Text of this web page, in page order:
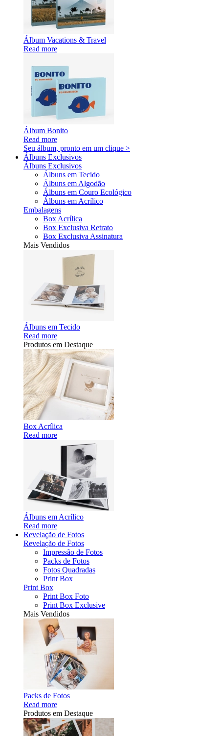
Álbum Vacations & Travel
Read more
Álbum Bonito
Read more
Seu álbum, pronto em um clique >
Álbuns Exclusivos
Álbuns Exclusivos
Álbuns em Tecido
Álbuns em Algodão
Álbuns em Couro Ecológico
Álbuns em Acrílico
Embalagens
Box Acrílica
Box Exclusiva Retrato
Box Exclusiva Assinatura
Mais Vendidos
Álbuns em Tecido
Read more
Produtos em Destaque
Box Acrílica
Read more
Álbuns em Acrílico
Read more
Revelação de Fotos
Revelação de Fotos
Impressão de Fotos
Packs de Fotos
Fotos Quadradas
Print Box
Print Box
Print Box Foto
Print Box Exclusive
Mais Vendidos
Packs de Fotos
Read more
Produtos em Destaque